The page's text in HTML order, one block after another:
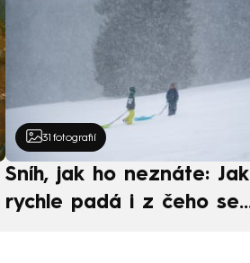
31 fotografií
Sníh, jak ho neznáte: Jak
rychle padá i z čeho se